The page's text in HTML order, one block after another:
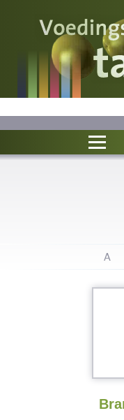
Wat is wat?
Ons voedsel
A